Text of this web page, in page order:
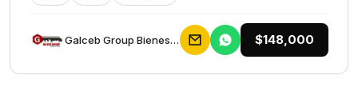
Galceb Group Bienes Raices $148,000